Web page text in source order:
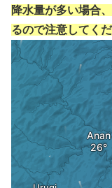
降水量が多い場合
るので注意してくだ